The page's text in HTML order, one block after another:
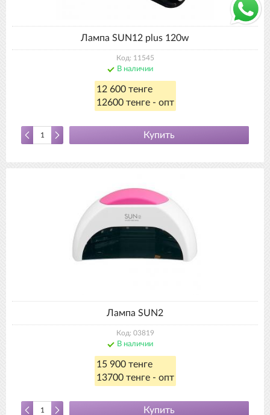
Лампа SUN12 plus 120w
Код: 11545
В наличии
12 600 тенге
12600 тенге - опт
Купить
Лампа SUN2
Код: 03819
В наличии
15 900 тенге
13700 тенге - опт
Купить